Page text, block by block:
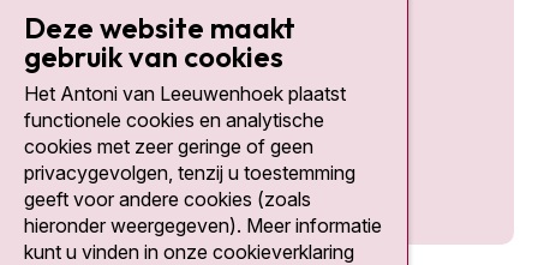
Social media
Deze website maakt
gebruik van cookies
Het Antoni van Leeuwenhoek plaatst
functionele cookies en analytische
cookies met zeer geringe of geen
privacygevolgen, tenzij u toestemming
geeft voor andere cookies (zoals
hieronder weergegeven). Meer informatie
kunt u vinden in onze cookieverklaring